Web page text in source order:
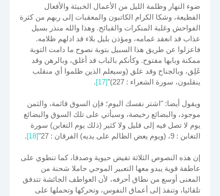
ضوء النهار وظلمة الليل من الأعمال الخبيثة والأفعال
الفظيعة، وشكا الكرام الكاتبون والمعقبات إلى ربهم من كثرة
الفواحش وغلبة المنكرات والقبائح. وهذا والله منذر بسيل
عذاب قد انعقد غمامه، ومؤذن بليل بلاء قد ادلهم ظلامه.
فاعزلوا عن طريق هذا السبيل بتوبة نصوح ما دامت التوبة
ممكنة وبابها مفتوح. وكأنكم بالباب قد أغلق، وبالرهن وقد
غَلِق، وبالجناح وقد علق (وسيعلم الذين ظلموا أي منقلب
ينقلبون، سورة الشعراء : 227)"
[17]
.
ويقول أيضا: "اشتر نفسك اليوم؛ فإن السوق قائمة، والثمن
موجود، والبضائع رخيصة، وسيأتي على تلك السوق والبضائع
يوم لا تصل فيه إلى قليل ولا كثير (ذلك يوم التغابن) سورة
التغابن : 9، (ويوم يعض الظالم على يديه) الفرقان : 27"
[18]
.
إن هذه النصوص الثلاثة تفيض حيوية وصدقا، كما تنطوي على
عاطفة قوية يبدو معها التعبير الموحي حاملا شحنة من
المعنى أوسع من نطاق أحرفه، لأن العواطف الجائشة تتدفق
تلقائيا، وتنفذ إلى أعماق النفوس، وتحركها وتحملها على